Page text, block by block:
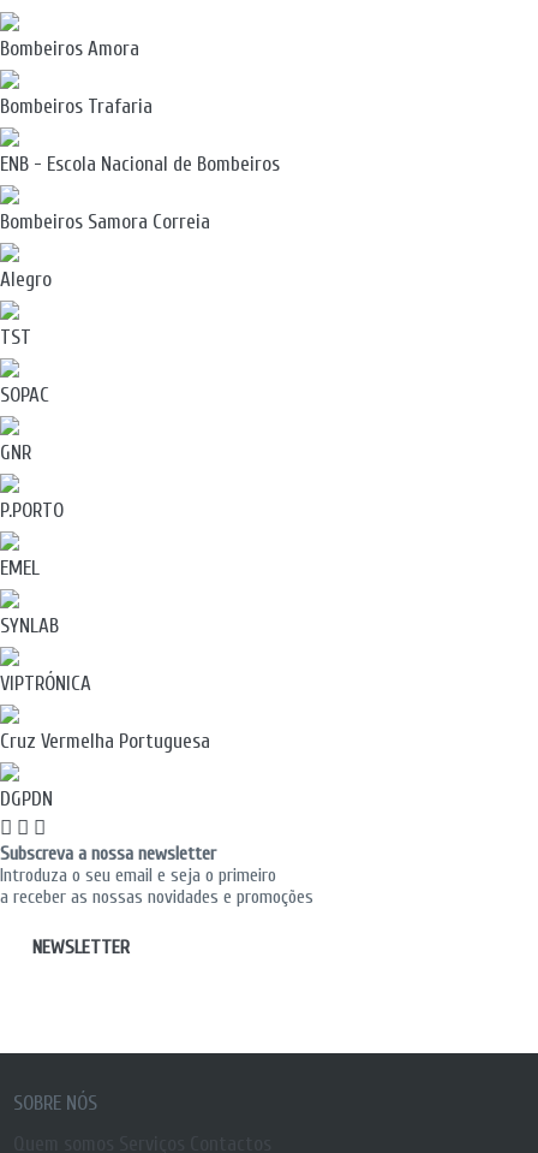
Bombeiros Amora
Bombeiros Trafaria
ENB - Escola Nacional de Bombeiros
Bombeiros Samora Correia
Alegro
TST
SOPAC
GNR
P.PORTO
EMEL
SYNLAB
VIPTRÓNICA
Cruz Vermelha Portuguesa
DGPDN
Subscreva a nossa newsletter
Introduza o seu email e seja o primeiro
a receber as nossas novidades e promoções
NEWSLETTER
SOBRE NÓS